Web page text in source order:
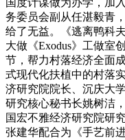
国度计谋做为办学，加
务委员会副从任湛毅青
给了无益。《逃离鸭科
大做《Exodus》工做室
节，帮力村落经济全面
式现代化扶植中的村落
济研究院院长、沉庆大
研究核心秘书长姚树洁
国宏不雅经济研究院研
张建华配合为《手艺前